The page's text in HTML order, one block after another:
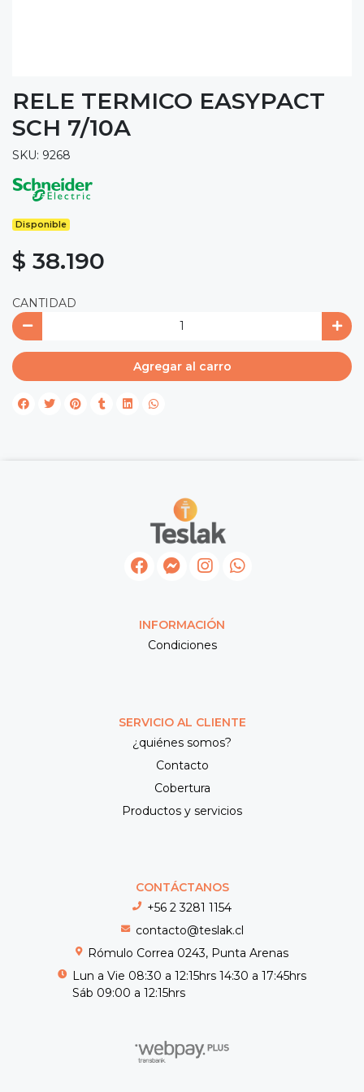
RELE TERMICO EASYPACT
SCH 7/10A
SKU: 9268
Disponible
$ 38.190
CANTIDAD
Agregar al carro
INFORMACIÓN
Condiciones
SERVICIO AL CLIENTE
¿quiénes somos?
Contacto
Cobertura
Productos y servicios
CONTÁCTANOS
+56 2 3281 1154
contacto@teslak.cl
Rómulo Correa 0243, Punta Arenas
Lun a Vie 08:30 a 12:15hrs 14:30 a 17:45hrs
Sáb 09:00 a 12:15hrs